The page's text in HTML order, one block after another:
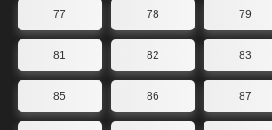
77 78 79
81 82 83
85 86 87